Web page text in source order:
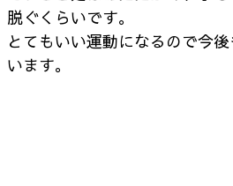
脱ぐくらいです。
とてもいい運動になるので今
います。